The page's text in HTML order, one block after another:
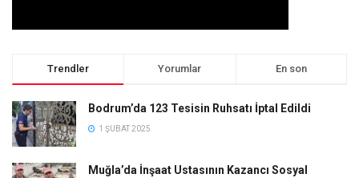
Trendler Yorumlar En son
Bodrum’da 123 Tesisin Ruhsatı İptal Edildi
1 ŞUBAT 2025
Muğla’da İnşaat Ustasının Kazancı Sosyal